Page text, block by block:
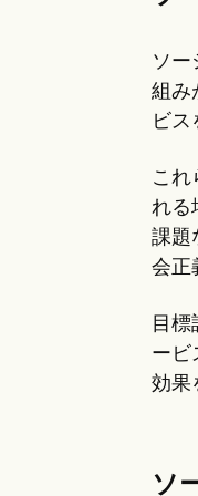
ソー
組み
ビ
これ
れる
課題
会正
目
ービ
効果
ソ